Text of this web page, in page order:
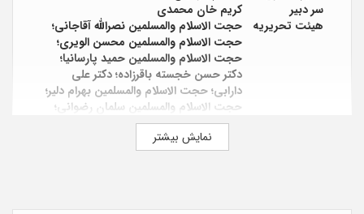
سر دبیر
کریم خان محمدی
هیئت تحریریه
حجت الاسلام والمسلمین نصرالله آقاجانی؛
حجت الاسلام والمسلمین محسن الویری؛
حجت الاسلام والمسلمین حمید پارسانیا؛
دکتر حسن خجسته باقرزاده؛ دکتر علی
دارابی؛ حجت الاسلام والمسلمین بهرام دلیر؛
حجت الاسلام والمسلمین سلمان رضوانی؛
حجت الاسلام والمسلمین حسینعلی سعدی؛
حجت الاسلام والمسلمین کریم خان
نمایش بیشتر